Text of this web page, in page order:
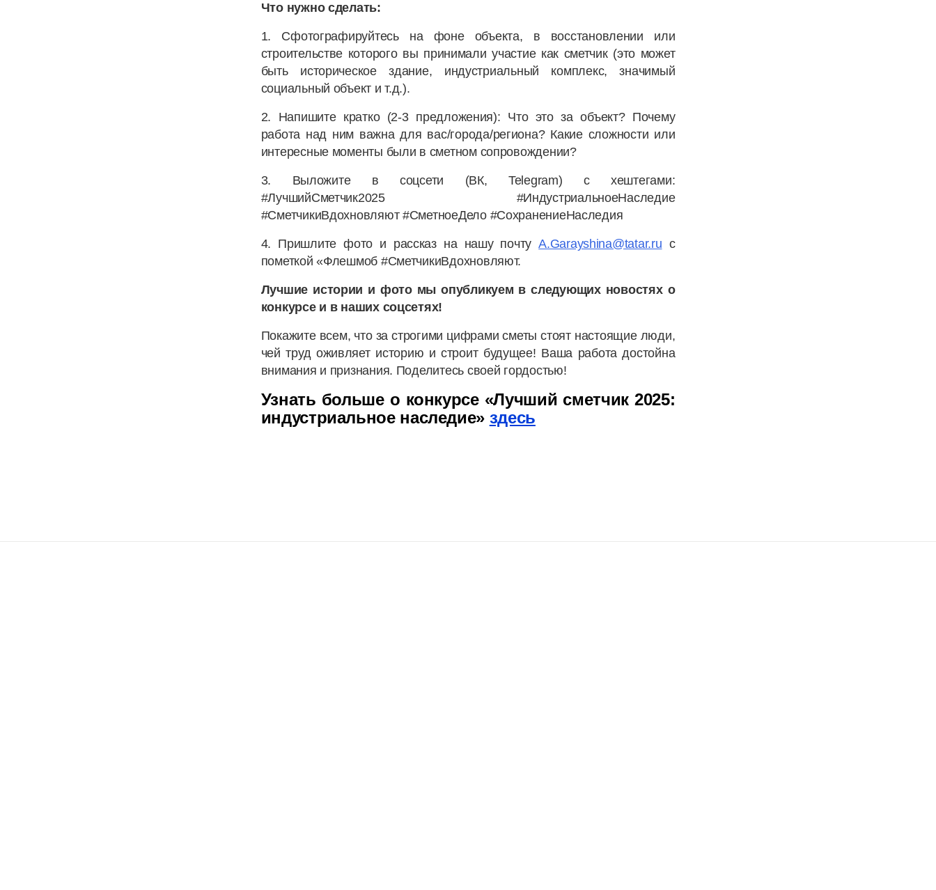
Что нужно сделать:
1. Сфотографируйтесь на фоне объекта, в восстановлении или
строительстве которого вы принимали участие как сметчик (это может
быть историческое здание, индустриальный комплекс, значимый
социальный объект и т.д.).
2. Напишите кратко (2-3 предложения): Что это за объект? Почему
работа над ним важна для вас/города/региона? Какие сложности или
интересные моменты были в сметном сопровождении?
3. Выложите в соцсети (ВК, Telegram) с хештегами:
#ЛучшийСметчик2025 #ИндустриальноеНаследие
#СметчикиВдохновляют #СметноеДело #СохранениеНаследия
4. Пришлите фото и рассказ на нашу почтуA.Garayshina@tatar.ru с
пометкой «Флешмоб #СметчикиВдохновляют.
Лучшие истории и фото мы опубликуем в следующих новостях о
конкурсе и в наших соцсетях!
Покажите всем, что за строгими цифрами сметы стоят настоящие люди,
чей труд оживляет историю и строит будущее! Ваша работа достойна
внимания и признания. Поделитесь своей гордостью!
Узнать больше о конкурсе «Лучший сметчик 2025:
индустриальное наследие» здесь